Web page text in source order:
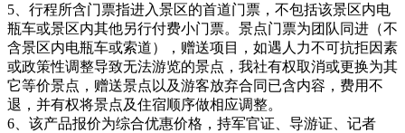
5、行程所含门票指进入景区的首道门票，不包括该景区内电
瓶车或景区内其他另行付费小门票。景点门票为团队同进（不
含景区内电瓶车或索道），赠送项目，如遇人力不可抗拒因素
或政策性调整导致无法游览的景点，我社有权取消或更换为其
它等价景点，赠送景点以及游客放弃合同已含内容，费用不
退，并有权将景点及住宿顺序做相应调整。
6、该产品报价为综合优惠价格，持军官证、导游证、记者